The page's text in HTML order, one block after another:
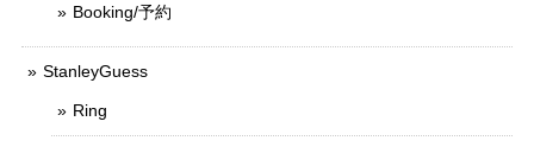
Booking/予約
StanleyGuess
Ring